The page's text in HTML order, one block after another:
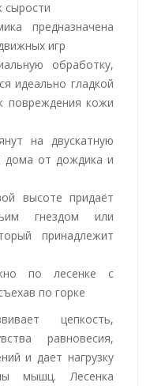
сырости
предназначена
игр
обработку,
идеально гладкой
повреждения кожи
на двускатную
дома от дождика и
высоте придаёт
гнездом или
принадлежит
по лесенке с
по горке
цепкость,
равновесия,
и дает нагрузку
мышц. Лесенка